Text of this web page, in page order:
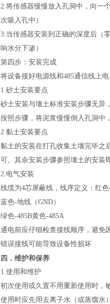
2.将传感器慢慢放入孔洞中，向一
次吸入孔中）
3.当传感器安装到正确的深度后（
响水分下渗）
第四步：安装完成
将设备接好电源线和485通信线上
1.砂土安装要点
砂土安装与壤土标准安装步骤无异
按照步骤，将泥浆慢慢倒入孔洞中
2.黏土安装要点
黏土的安装在打孔收集土壤完毕之
可。其余安装步骤参照壤土的安装
2.电气安装
线缆为4芯屏蔽线，线序定义：红色
蓝色-地线（GND）
绿色-485B黄色-485A
通电前应仔细检查接线顺序，避免
错误接线可能导致设备性损坏
四．维护和保养
1.使用和维护
初次使用或久置不用重新使用时，
使用时应先用去离子水（或蒸馏水